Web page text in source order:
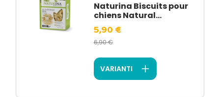
Naturina Biscuits pour
chiens Natural...
5,90 €
6,90 €
VARIANTI